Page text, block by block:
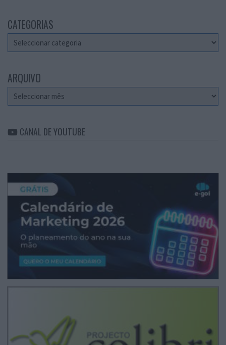
CATEGORIAS
Categorias
ARQUIVO
Arquivo
CANAL DE YOUTUBE